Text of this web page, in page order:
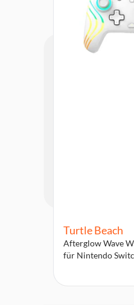
Turtle Beach
Afterglow Wave
für Nintendo